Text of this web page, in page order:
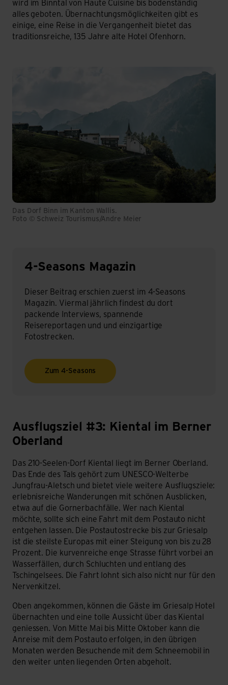
wird im Binntal von Haute Cuisine bis bodenständig
alles geboten. Übernachtungsmöglichkeiten gibt es
einige, eine Reise in die Vergangenheit bietet das
traditionsreiche, 135 Jahre alte Hotel Ofenhorn.
Das Dorf Binn im Kanton Wallis.
Foto © Schweiz Tourismus/Andre Meier
4-Seasons Magazin
Dieser Beitrag erschien zuerst im 4-Seasons
Magazin. Viermal jährlich findest du dort
packende Interviews, spannende
Reisereportagen und und einzigartige
Fotostrecken.
Zum 4-Seasons
#3: Kiental im Berner Oberland – Die steilste
Ausflugsziel #3: Kiental im Berner
Oberland
Das 210-Seelen-Dorf Kiental liegt im Berner Oberland.
Das Ende des Tals gehört zum UNESCO-Welterbe
Jungfrau-Aletsch und bietet viele weitere Ausflugsziele:
erlebnisreiche Wanderungen mit schönen Ausblicken,
etwa auf die Gornerbachfälle. Wer nach Kiental
möchte, sollte sich eine Fahrt mit dem Postauto nicht
entgehen lassen. Die Postautostrecke bis zur Griesalp
ist die steilste Europas mit einer Steigung von bis zu 28
Prozent. Die kurvenreiche enge Strasse führt vorbei an
Wasserfällen, durch Schluchten und entlang des
Tschingelsees. Die Fahrt lohnt sich also nicht nur für den
Nervenkitzel.
Oben angekommen, können die Gäste im Griesalp Hotel
übernachten und eine tolle Aussicht über das Kiental
geniessen. Von Mitte Mai bis Mitte Oktober kann die
Anreise mit dem Postauto erfolgen, in den übrigen
Monaten werden Besuchende mit dem Schneemobil in
den weiter unten liegenden Orten abgeholt.